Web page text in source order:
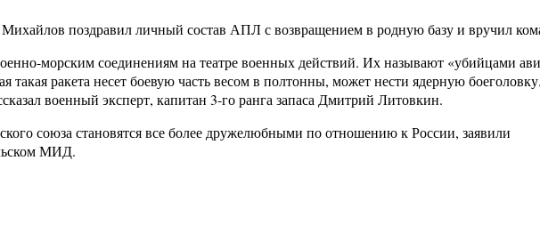
поздравил личный состав АПЛ с возвращением в родную базу и вручил
морским соединениям на театре военных действий. Их называют «убийцами
ракета несет боевую часть весом в полтонны, может нести ядерную
военный эксперт, капитан 3-го ранга запаса Дмитрий Литовкин.
союза становятся все более дружелюбными по отношению к России, заявили
МИД.